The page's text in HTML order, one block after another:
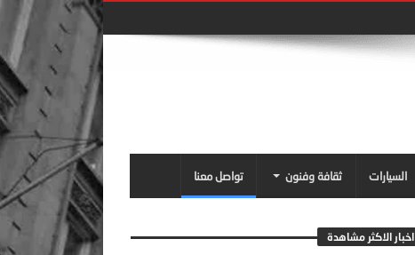
السيارات ثقافة وفنون تواصل معنا
اخبار الاكثر مشاهدة